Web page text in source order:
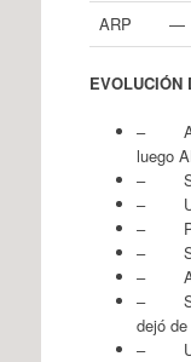
ARP
—
EVOLUCIÓN
–
luego
–
–
–
–
–
–
dejó
–